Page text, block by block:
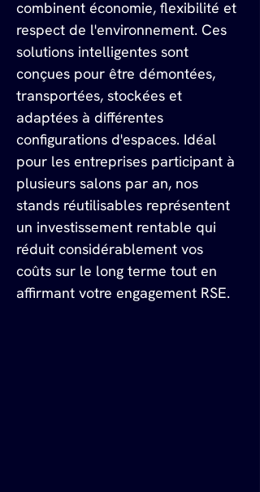
combinent économie, flexibilité et
respect de l'environnement. Ces
solutions intelligentes sont
conçues pour être démontées,
transportées, stockées et
adaptées à différentes
configurations d'espaces. Idéal
pour les entreprises participant à
plusieurs salons par an, nos
stands réutilisables représentent
un investissement rentable qui
réduit considérablement vos
coûts sur le long terme tout en
affirmant votre engagement RSE.